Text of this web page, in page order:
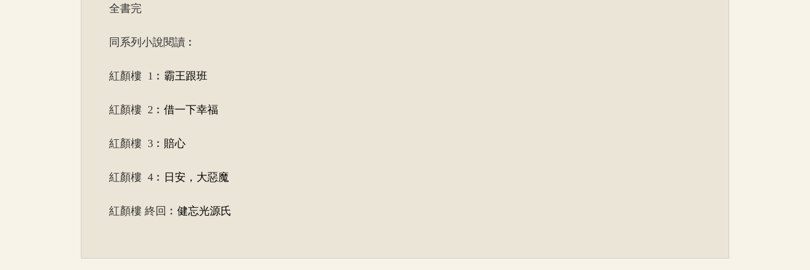
全書完
同系列小說閱讀︰
紅顏樓 1︰ 霸王跟班
紅顏樓 2︰借一下幸福
紅顏樓 3︰ 賠心
紅顏樓 4︰ 日安，大惡魔
紅顏樓 終回︰健忘光源氏